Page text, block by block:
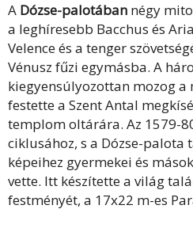
A Dózse-palotában négy
a leghíresebb Bacchus és
Velence és a tenger
Vénusz fűzi egymásba. A
kiegyensúlyozottan mozog a
festette a Szent Antal
templom oltárára. Az 1579-
ciklusához, s a Dózse-palota
képeihez gyermekei és
vette. Itt készítette a világ
festményét, a 17x22 m-es